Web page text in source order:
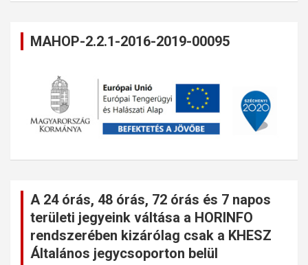
MAHOP-2.2.1-2016-2019-00095
A 24 órás, 48 órás, 72 órás és 7 napos
területi jegyeink váltása a HORINFO
rendszerében kizárólag csak a KHESZ
Általános jegycsoporton belül